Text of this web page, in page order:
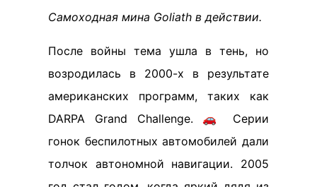
Самоходная мина Goliath в действии.
После войны тема ушла в тень, но
возродилась в 2000-х в результате
американских программ, таких как
DARPA Grand Challenge. 🚗 Серии
гонок беспилотных автомобилей дали
толчок автономной навигации. 2005